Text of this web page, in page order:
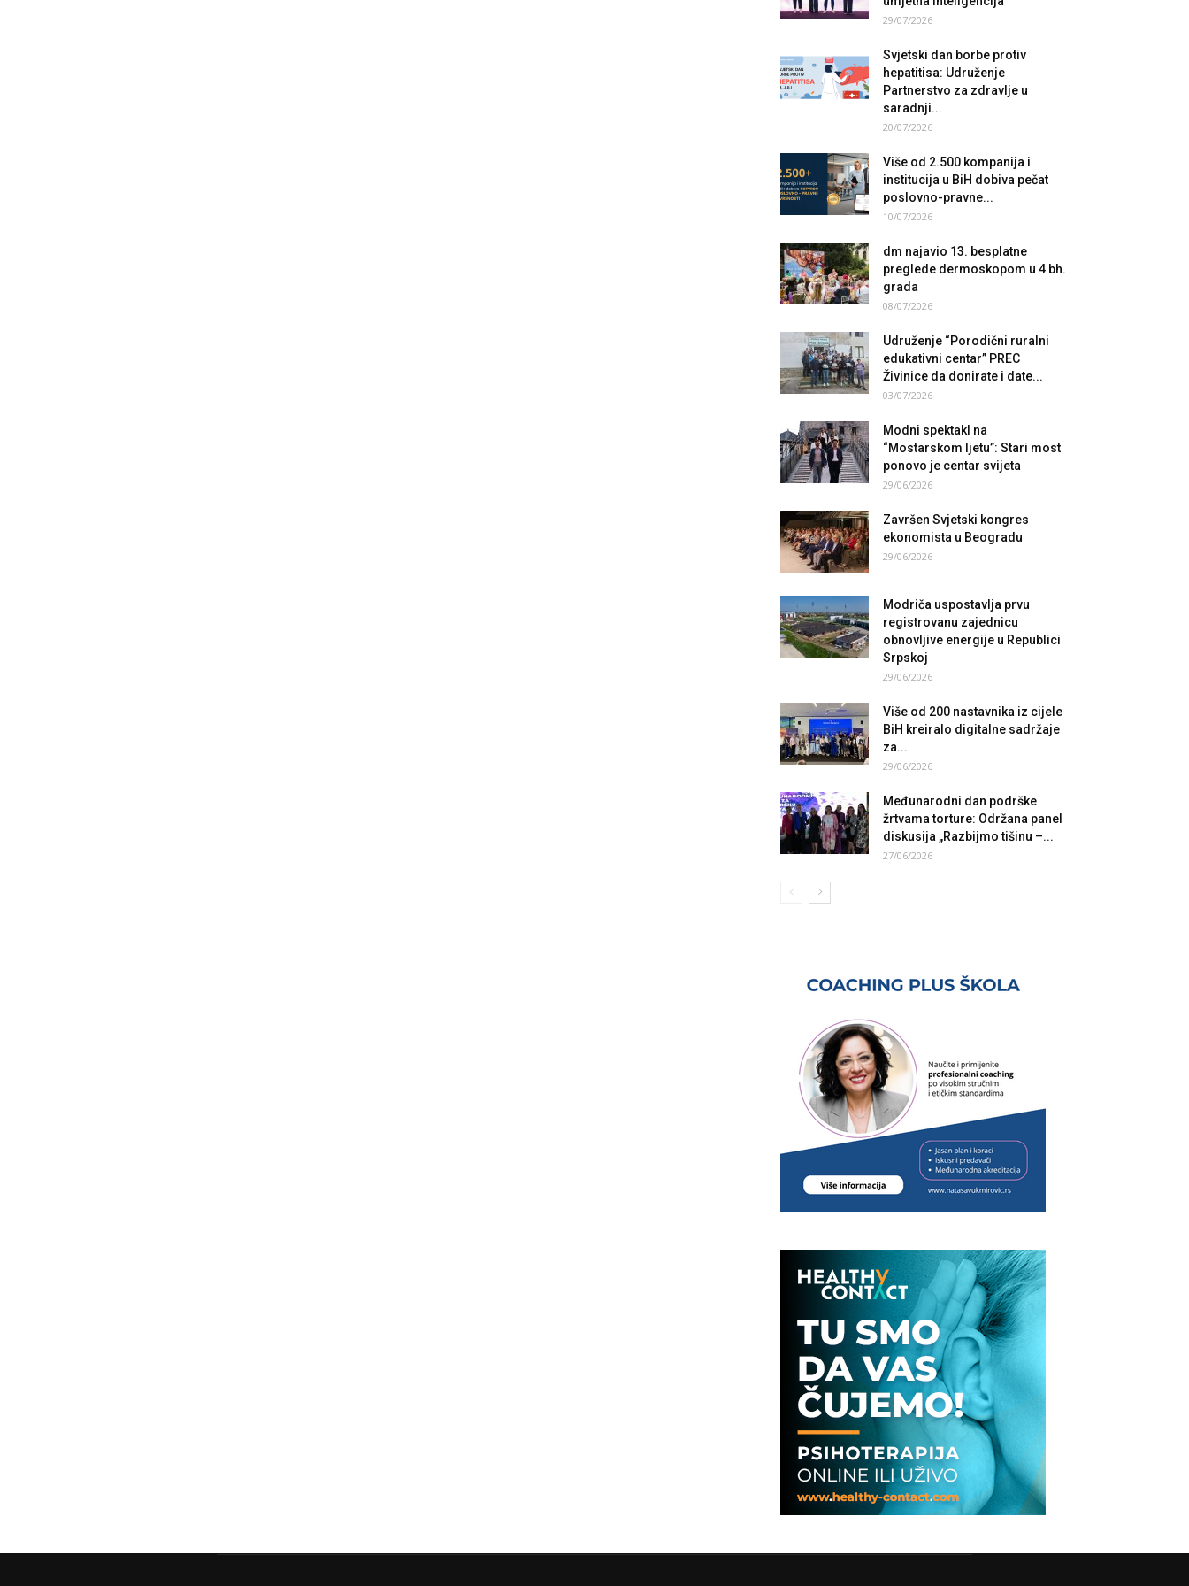
29/07/2026
Svjetski dan borbe protiv
hepatitisa: Udruženje
Partnerstvo za zdravlje u
saradnji...
20/07/2026
Više od 2.500 kompanija i
institucija u BiH dobiva pečat
poslovno-pravne...
10/07/2026
dm najavio 13. besplatne
preglede dermoskopom u 4 bh.
grada
08/07/2026
Udruženje “Porodični ruralni
edukativni centar” PREC
Živinice da donirate i date...
03/07/2026
Modni spektakl na
“Mostarskom ljetu”: Stari most
ponovo je centar svijeta
29/06/2026
Završen Svjetski kongres
ekonomista u Beogradu
29/06/2026
Modriča uspostavlja prvu
registrovanu zajednicu
obnovljive energije u Republici
Srpskoj
29/06/2026
Više od 200 nastavnika iz cijele
BiH kreiralo digitalne sadržaje
za...
29/06/2026
Međunarodni dan podrške
žrtvama torture: Održana panel
diskusija „Razbijmo tišinu –...
27/06/2026